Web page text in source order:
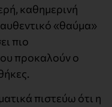
καθημερινή
«θαύμα»
πιο
προκαλούν ο
πιστεύω ότι η